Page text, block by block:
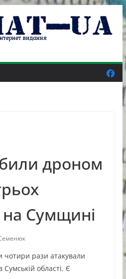
дроном
Сумщині
чотири рази атакували
Сумській області. Є